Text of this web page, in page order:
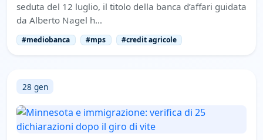
seduta del 12 luglio, il titolo della banca d’affari guidata
da Alberto Nagel h…
#mediobanca #mps #credit agricole
28 gen